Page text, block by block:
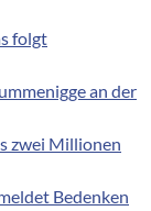
folgt
an der
zwei Millionen
Bedenken